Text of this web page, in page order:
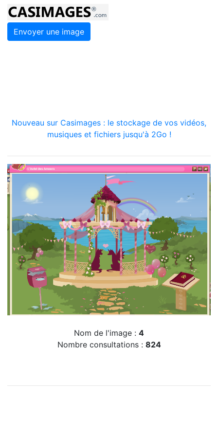
Envoyer une image
Nouveau sur Casimages : le stockage de vos vidéos,
musiques et fichiers jusqu'à 2Go !
Nom de l'image : 4
Nombre consultations : 824